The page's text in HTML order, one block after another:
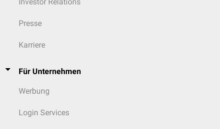
Presse
Karriere
Für Unternehmen
Werbung
Login Services